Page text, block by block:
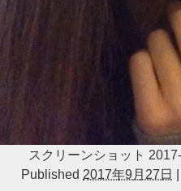
スクリーンショット
Published 2017年9月27日